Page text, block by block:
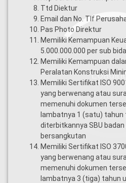
Ttd Diektur
Email dan No. Tlf
Pas Photo Direktur
Memiliki Kemampuan
5.000.000.000 per sub
Memiliki Kemampuan
Peralatan Konstruksi
Memiliki Sertifikat ISO
yang berwenang atau
memenuhi dokumen
lambatnya 1 (satu) tahun
diterbitkannya SBU badan
bersangkutan
Memiliki Sertifikat ISO
yang berwenang atau
memenuhi dokumen
lambatnya 3 (tiga) tahun